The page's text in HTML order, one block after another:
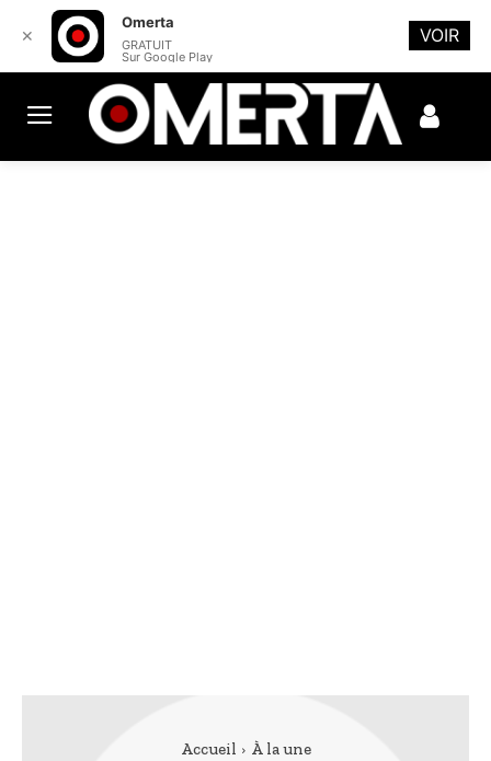
Accueil À la une
✕
Omerta
GRATUIT
Sur Google Play
VOIR